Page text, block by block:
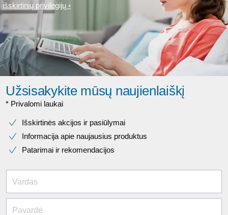
išskirtinių privilegijų
Užsisakykite mūsų naujienlaiškį
* Privalomi laukai​
Išskirtinės akcijos ir pasiūlymai
Informacija apie naujausius produktus
Patarimai ir rekomendacijos
Vardas
Pavardė